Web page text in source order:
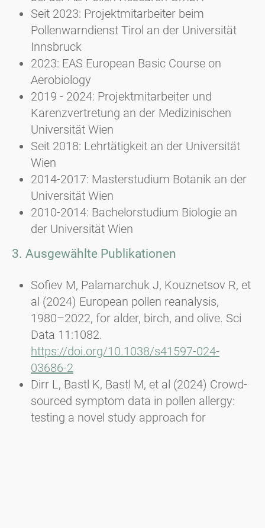
Seit 2023: Projektmitarbeiter beim
Pollenwarndienst Tirol an der Universität
Innsbruck
2023: EAS European Basic Course on
Aerobiology
2019 - 2024: Projektmitarbeiter und
Karenzvertretung an der Medizinischen
Universität Wien
Seit 2018: Lehrtätigkeit an der Universität
Wien
2014-2017: Masterstudium Botanik an der
Universität Wien
2010-2014: Bachelorstudium Biologie an
der Universität Wien
3. Ausgewählte Publikationen
Sofiev M, Palamarchuk J, Kouznetsov R, et
al (2024) European pollen reanalysis,
1980–2022, for alder, birch, and olive. Sci
Data 11:1082.
https://doi.org/10.1038/s41597-024-
03686-2
Dirr L, Bastl K, Bastl M, et al (2024) Crowd-
sourced symptom data in pollen allergy:
testing a novel study approach for